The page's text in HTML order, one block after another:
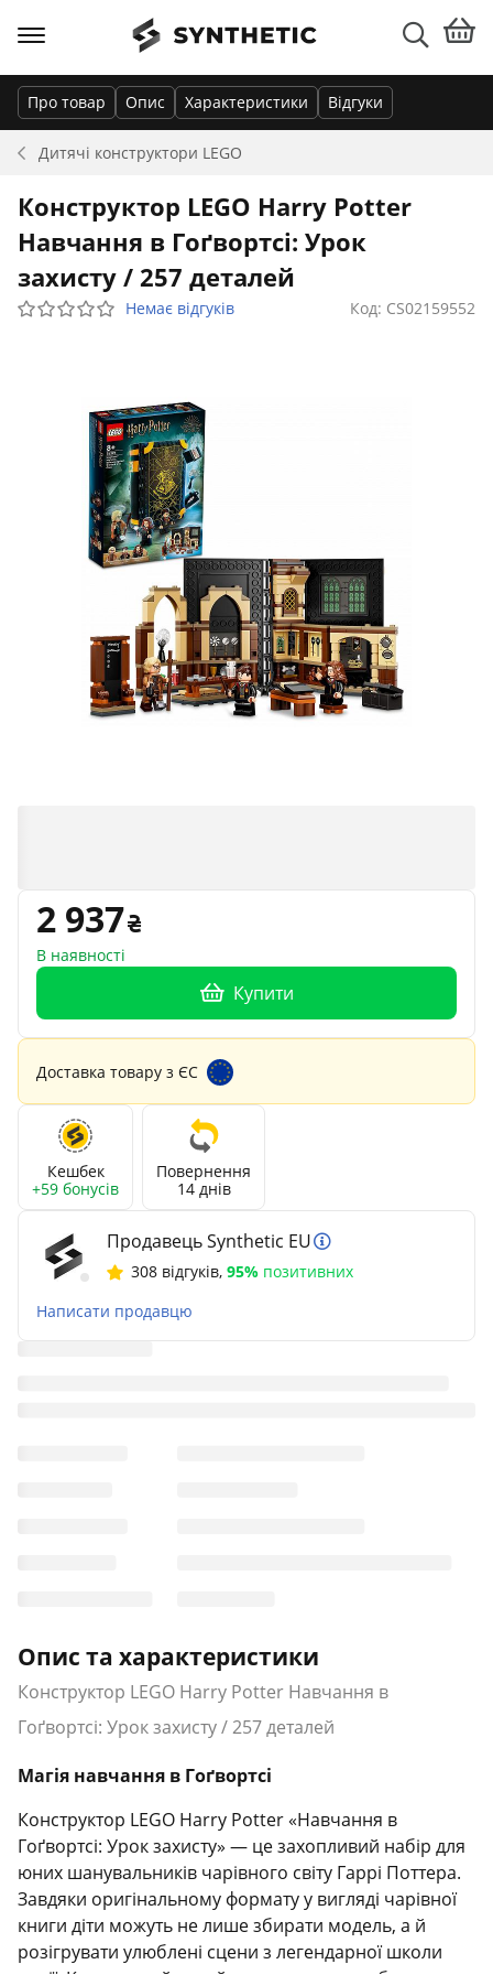
Дитячі конструктори LEGO
Про товар Опис Характеристики Відгуки
Конструктор LEGO Harry Potter
Навчання в Гоґвортсі: Урок
захисту / 257 деталей
Немає відгуків Код: CS02159552
2 937
В наявності
Купити
Доставка товару з ЄС
Кешбек
+59 бонусів
Повернення
14 днів
Продавець Synthetic EU
308 відгуків, 95% позитивних
Написати продавцю
Опис та характеристики
Конструктор LEGO Harry Potter Навчання в
Гоґвортсі: Урок захисту / 257 деталей
Магія навчання в Гоґвортсі
Конструктор LEGO Harry Potter «Навчання в
Гоґвортсі: Урок захисту» — це захопливий набір для
юних шанувальників чарівного світу Гаррі Поттера.
Завдяки оригінальному формату у вигляді чарівної
книги діти можуть не лише збирати модель, а й
розігрувати улюблені сцени з легендарної школи